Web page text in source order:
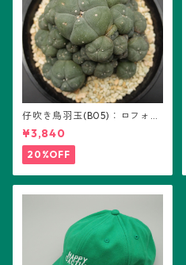
仔吹き烏羽玉(B05)：ロフォフ
ォラ属
¥3,840
20%OFF